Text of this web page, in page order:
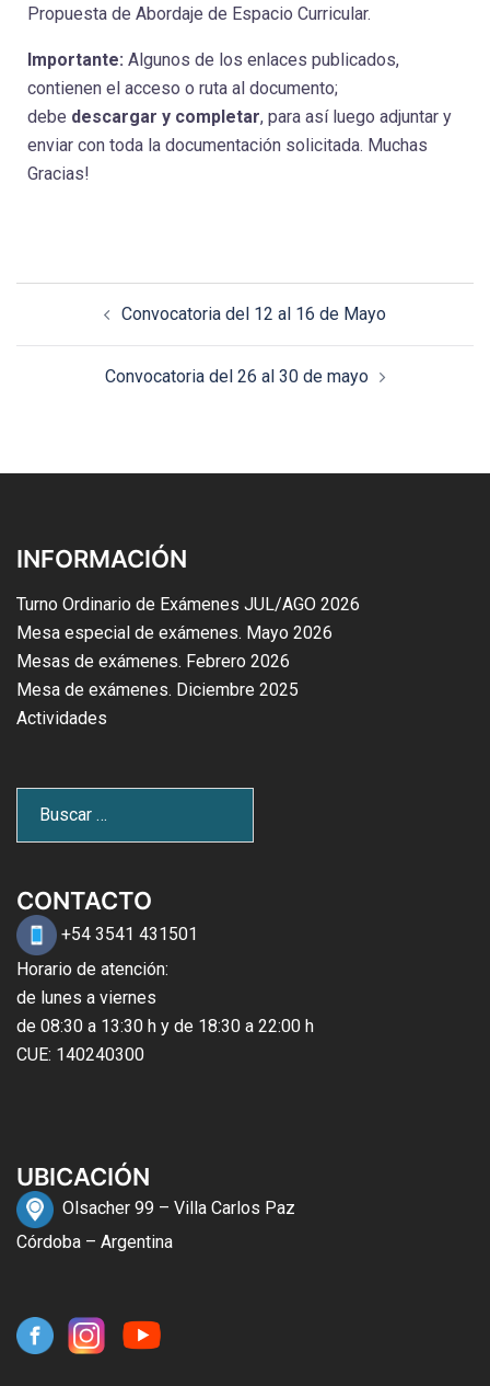
Propuesta de Abordaje de Espacio Curricular.
Importante: Algunos de los enlaces publicados,
contienen el acceso o ruta al documento;
debe descargar y completar, para así luego adjuntar y
enviar con toda la documentación solicitada. Muchas
Gracias!
Convocatoria del 12 al 16 de Mayo
Convocatoria del 26 al 30 de mayo
INFORMACIÓN
Turno Ordinario de Exámenes JUL/AGO 2026
Mesa especial de exámenes. Mayo 2026
Mesas de exámenes. Febrero 2026
Mesa de exámenes. Diciembre 2025
Actividades
CONTACTO
+54 3541 431501
Horario de atención:
de lunes a viernes
de 08:30 a 13:30 h y de 18:30 a 22:00 h
CUE: 140240300
UBICACIÓN
Olsacher 99 – Villa Carlos Paz
Córdoba – Argentina